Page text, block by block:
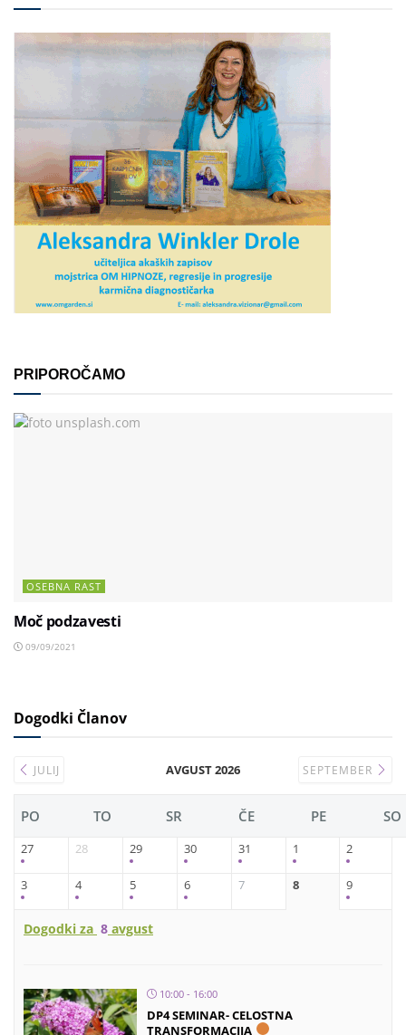
PRIPOROČAMO
OSEBNA RAST
Moč podzavesti
09/09/2021
Dogodki Članov
JULIJ AVGUST 2026 SEPTEMBER
PO TO SR ČE PE SO
27 28 29 30 31 1 2
3 4 5 6 7 8 9
Dogodki za 8 avgust
10:00 - 16:00
DP4 SEMINAR- CELOSTNA
TRANSFORMACIJA